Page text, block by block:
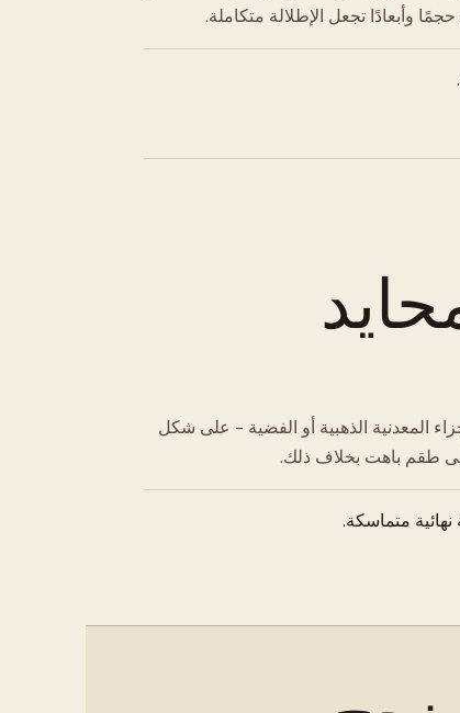
وأبعادًا تجعل الإطلالة متكاملة.
المعدنية الذهبية أو الفضية - على شكل
طقم باهت بخلاف ذلك.
متماسكة.